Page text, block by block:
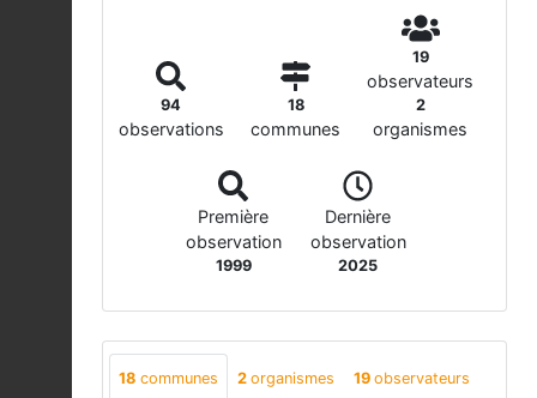
94
observations
18
communes
19
observateurs
2
organismes
Première
observation
1999
Dernière
observation
2025
18 communes 2 organismes 19 observateurs